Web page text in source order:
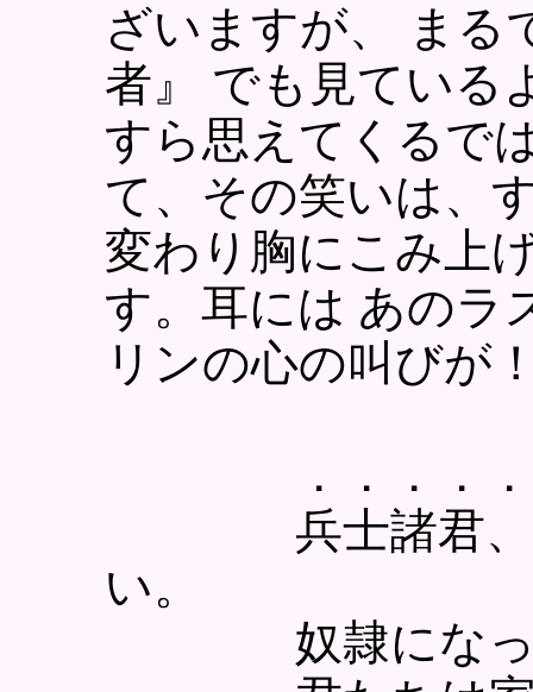
ざいますが、 まる
者』 でも見ている
すら思えてくるで
て、その笑いは、
変わり胸にこみ上
す。耳には あのラ
リンの心の叫びが
．．．．．
兵士諸君、犠
い。
奴隷になって